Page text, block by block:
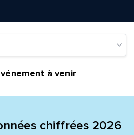
à venir
chiffrées 2026